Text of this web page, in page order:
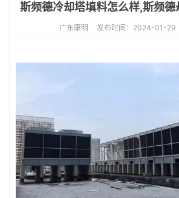
斯频德冷却塔填料怎么样,斯频德
广东康明 发布时间：2024-01-29